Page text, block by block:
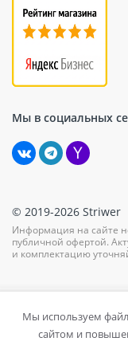
со многими
оснований.
элемента
Простота
позволяет
ремонта.
Идеально
строительстве
реконструкции
можно
и при
Мы в социальных
© 2019-2026 Striwer
Информация на сайте
публичной офертой.
и комплектацию
Мы используем
сайтом и